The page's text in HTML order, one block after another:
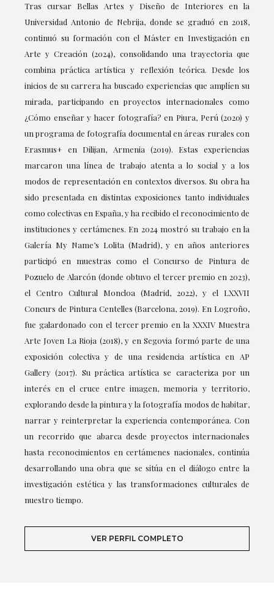
Tras cursar Bellas Artes y Diseño de Interiores en la
Universidad Antonio de Nebrija, donde se graduó en 2018,
continuó su formación con el Máster en Investigación en
Arte y Creación (2024), consolidando una trayectoria que
combina práctica artística y reflexión teórica. Desde los
inicios de su carrera ha buscado experiencias que amplíen su
mirada, participando en proyectos internacionales como
¿Cómo enseñar y hacer fotografía? en Piura, Perú (2020) y
un programa de fotografía documental en áreas rurales con
Erasmus+ en Dilijan, Armenia (2019). Estas experiencias
marcaron una línea de trabajo atenta a lo social y a los
modos de representación en contextos diversos. Su obra ha
sido presentada en distintas exposiciones tanto individuales
como colectivas en España, y ha recibido el reconocimiento de
instituciones y certámenes. En 2024 mostró su trabajo en la
Galería My Name’s Lolita (Madrid), y en años anteriores
participó en muestras como el Concurso de Pintura de
Pozuelo de Alarcón (donde obtuvo el tercer premio en 2023),
el Centro Cultural Moncloa (Madrid, 2022), y el LXXVII
Concurs de Pintura Centelles (Barcelona, 2019). En Logroño,
fue galardonado con el tercer premio en la XXXIV Muestra
Arte Joven La Rioja (2018), y en Segovia formó parte de una
exposición colectiva y de una residencia artística en AP
Gallery (2017). Su práctica artística se caracteriza por un
interés en el cruce entre imagen, memoria y territorio,
explorando desde la pintura y la fotografía modos de habitar,
narrar y reinterpretar la experiencia contemporánea. Con
un recorrido que abarca desde proyectos internacionales
hasta reconocimientos en certámenes nacionales, continúa
desarrollando una obra que se sitúa en el diálogo entre la
investigación estética y las transformaciones culturales de
nuestro tiempo.
VER PERFIL COMPLETO